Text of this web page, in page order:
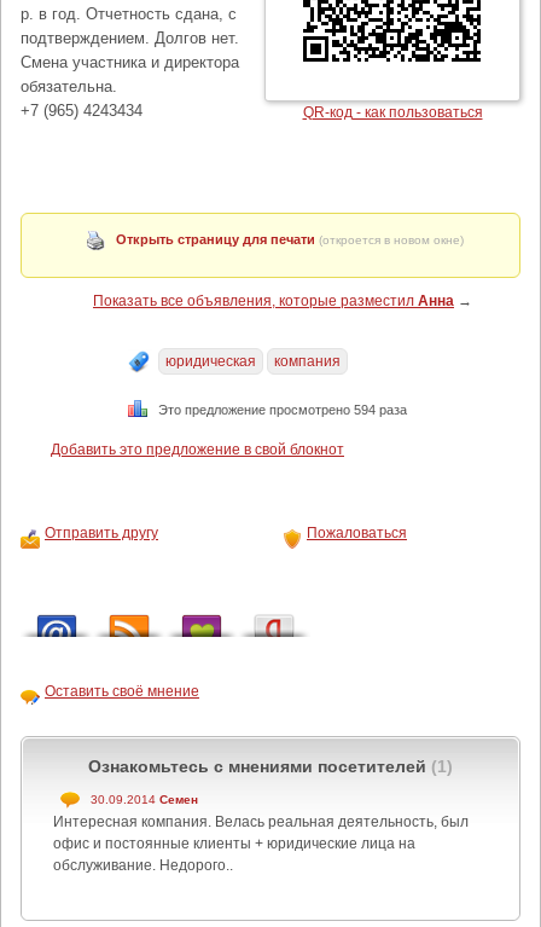
QR-код - как пользоваться
р. в год. Отчетность сдана, с
подтверждением. Долгов нет.
Смена участника и директора
обязательна.
+7 (965) 4243434
Открыть страницу для печати (откроется в новом окне)
Показать все объявления, которые разместил Анна →
юридическая компания
Это предложение просмотрено 594 раза
Добавить это предложение в свой блокнот
Отправить другу Пожаловаться
Оставить своё мнение
Ознакомьтесь с мнениями посетителей (1)
30.09.2014 Семен
Интересная компания. Велась реальная деятельность, был
офис и постоянные клиенты + юридические лица на
обслуживание. Недорого..